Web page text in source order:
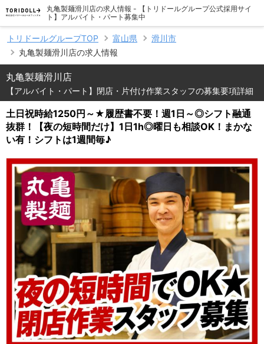
丸亀製麺滑川店の求人情報 - 【トリドールグループ公式採用サイ
ト】アルバイト・パート募集中
トリドールグループTOP 富山県
滑川市
丸亀製麺滑川店の求人情報
丸亀製麺滑川店
【アルバイト・パート】閉店・片付け作業スタッフの募集要項詳細
土日祝時給1250円～★履歴書不要！週1日～◎シフト融通
抜群！【夜の短時間だけ】1日1h◎曜日も相談OK！まかな
い有！シフトは1週間毎♪